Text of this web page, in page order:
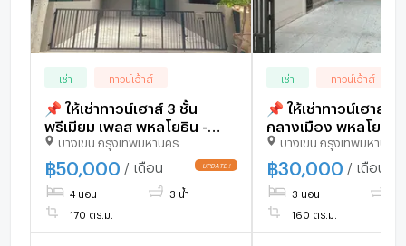
เช่า ทาวน์เฮ้าส์
📌 ให้เช่าทาวน์เฮาส์ 3 ชั้น
พรีเมียม เพลส พหลโยธิน -
รามอินทรา 4 ห้องนอน 3
ห้องน้ำ
บางเขน กรุงเทพมหานคร
฿50,000 / เดือน
4 นอน 3 น้ำ
170 ตร.ม.
เช่า ทาวน์เฮ้าส์
📌 ให้เช่าทาวน์เฮาส์ 3
กลางเมือง พหลโยธิน
รามอินทรา 3 ห้องนอ
ห้องน้ำ
บางเขน กรุงเทพมหานคร
฿30,000 / เดือน
3 นอน
160 ตร.ม.